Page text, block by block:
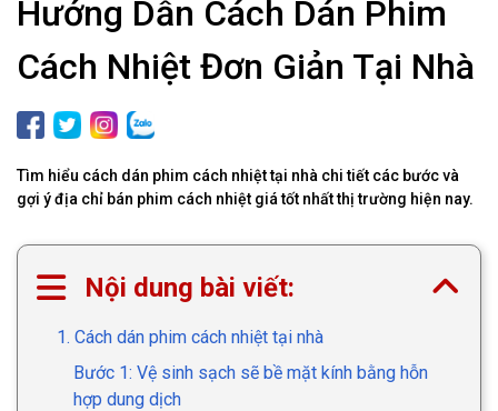
​​​​​​​Hướng Dẫn Cách Dán Phim
Cách Nhiệt Đơn Giản Tại Nhà
Tìm hiểu cách dán phim cách nhiệt tại nhà chi tiết các bước và
gợi ý địa chỉ bán phim cách nhiệt giá tốt nhất thị trường hiện nay.
Nội dung bài viết:
1. Cách dán phim cách nhiệt tại nhà
Bước 1: Vệ sinh sạch sẽ bề mặt kính bằng hỗn
hợp dung dịch